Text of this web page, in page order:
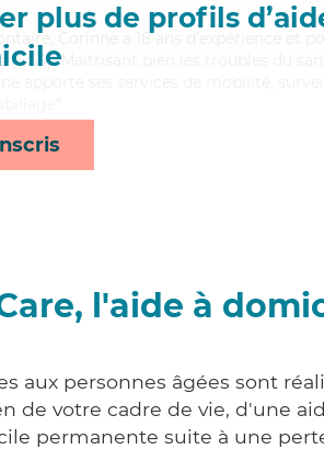
plus de profils
Corinne a 18 ans d'expérience et
(CSS). Maitrisant bien les troubles du
l'aide à
aux personnes âgées sont
de votre cadre de vie, d'une
permanente suite à une